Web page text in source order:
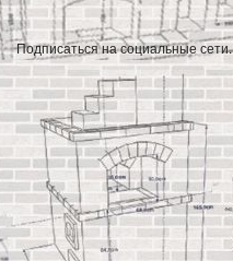
Подписаться на социальные сети.